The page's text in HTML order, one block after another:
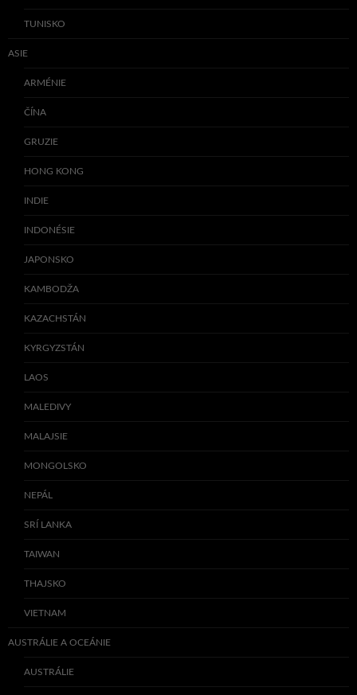
TUNISKO
ASIE
ARMÉNIE
ČÍNA
GRUZIE
HONG KONG
INDIE
INDONÉSIE
JAPONSKO
KAMBODŽA
KAZACHSTÁN
KYRGYZSTÁN
LAOS
MALEDIVY
MALAJSIE
MONGOLSKO
NEPÁL
SRÍ LANKA
TAIWAN
THAJSKO
VIETNAM
AUSTRÁLIE A OCEÁNIE
AUSTRÁLIE